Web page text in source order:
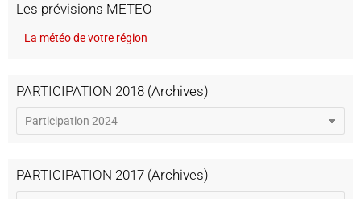
Les prévisions METEO
La météo de votre région
PARTICIPATION 2018 (Archives)
PARTICIPATION 2017 (Archives)